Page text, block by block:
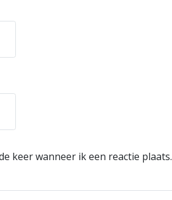
keer wanneer ik een reactie plaats.